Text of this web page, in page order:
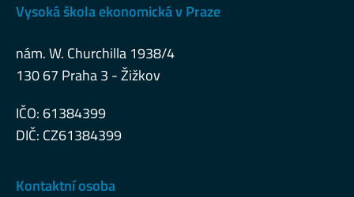
Vysoká škola ekonomická v Praze
nám. W. Churchilla 1938/4
130 67 Praha 3 - Žižkov
IČO: 61384399
DIČ: CZ61384399
Kontaktní osoba